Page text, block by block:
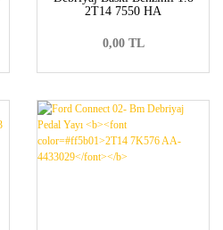
2T14 7550 HA
0,00 TL